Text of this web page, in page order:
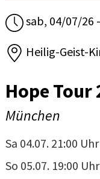
sab, 04/07/26
Heilig-Geist-
Hope Tour
München
Sa 04.07. 21:00 Uhr
So 05.07. 19:00 Uhr